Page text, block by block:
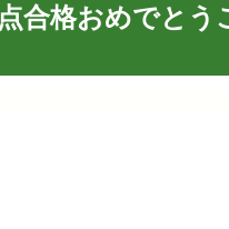
合格おめでとう